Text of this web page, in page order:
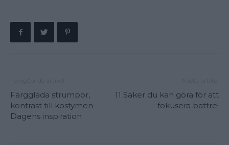
Färgglada strumpor,
kontrast till kostymen –
Dagens inspiration
11 Saker du kan göra för att
fokusera bättre!